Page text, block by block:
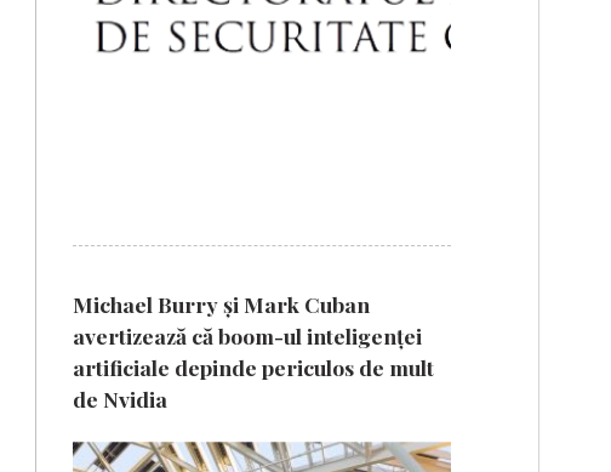
Michael Burry și Mark Cuban
avertizează că boom-ul inteligenței
artificiale depinde periculos de mult
de Nvidia